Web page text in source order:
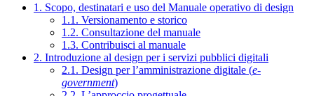
1. Scopo, destinatari e uso del Manuale operativo di design
1.1. Versionamento e storico
1.2. Consultazione del manuale
1.3. Contribuisci al manuale
2. Introduzione al design per i servizi pubblici digitali
2.1. Design per l’amministrazione digitale (e-
government)